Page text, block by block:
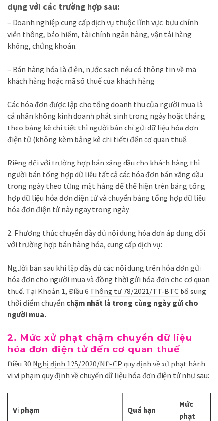
dụng với các trường hợp sau:
– Doanh nghiệp cung cấp dịch vụ thuộc lĩnh vực: bưu chính
viễn thông, bảo hiểm, tài chính ngân hàng, vận tải hàng
không, chứng khoán.
– Bán hàng hóa là điện, nước sạch nếu có thông tin về mã
khách hàng hoặc mã số thuế của khách hàng
Các hóa đơn được lập cho tổng doanh thu của người mua là
cá nhân không kinh doanh phát sinh trong ngày hoặc tháng
theo bảng kê chi tiết thì người bán chỉ gửi dữ liệu hóa đơn
điện tử (không kèm bảng kê chi tiết) đến cơ quan thuế.
Riêng đối với trường hợp bán xăng dầu cho khách hàng thì
người bán tổng hợp dữ liệu tất cả các hóa đơn bán xăng dầu
trong ngày theo từng mặt hàng để thể hiện trên bảng tổng
hợp dữ liệu hóa đơn điện tử và chuyển bảng tổng hợp dữ liệu
hóa đơn điện tử này ngay trong ngày
2. Phương thức chuyển đầy đủ nội dung hóa đơn áp dụng đối
với trường hợp bán hàng hóa, cung cấp dịch vụ:
Người bán sau khi lập đầy đủ các nội dung trên hóa đơn gửi
hóa đơn cho người mua và đồng thời gửi hóa đơn cho cơ quan
thuế. Tại Khoản 1, Điều 6 Thông tư 78/2021/TT-BTC bổ sung
thời điểm chuyển chậm nhất là trong cùng ngày gửi cho
người mua.
2. Mức xử phạt chậm chuyển dữ liệu
hóa đơn điện tử đến cơ quan thuế
Điều 30 Nghị định 125/2020/NĐ-CP quy định về xử phạt hành
vi vi phạm quy định về chuyển dữ liệu hóa đơn điện tử như sau:
Vi phạm Quá hạn
Mức
phạt